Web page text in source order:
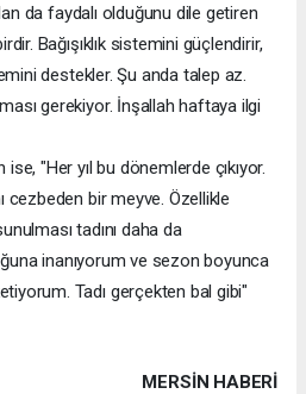
da faydalı olduğunu dile getiren
Bağışıklık sistemini güçlendirir,
destekler. Şu anda talep az.
gerekiyor. İnşallah haftaya ilgi
"Her yıl bu dönemlerde çıkıyor.
cezbeden bir meyve. Özellikle
tadını daha da
inanıyorum ve sezon boyunca
Tadı gerçekten bal gibi"
MERSIN HABERİ